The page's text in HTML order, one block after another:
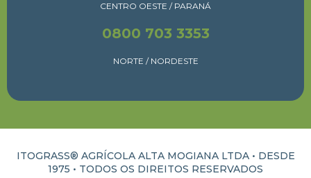
CENTRO OESTE / PARANÁ
0800 703 3353
NORTE / NORDESTE
ITOGRASS® AGRÍCOLA ALTA MOGIANA LTDA • DESDE
1975 • TODOS OS DIREITOS RESERVADOS